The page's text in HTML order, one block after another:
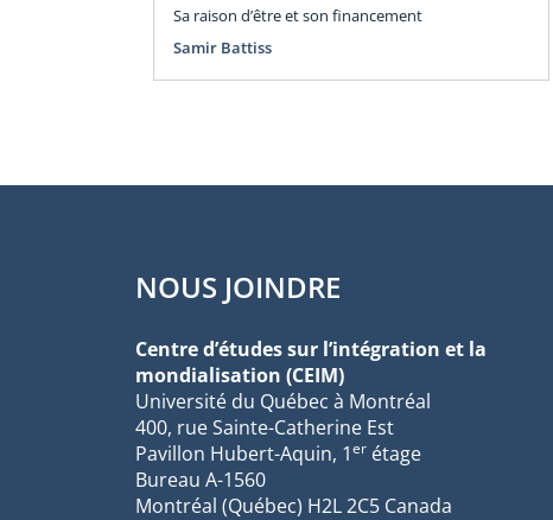
Sa raison d’être et son financement
Samir Battiss
NOUS JOINDRE
Centre d’études sur l’intégration et la
mondialisation (CEIM)
Université du Québec à Montréal
400, rue Sainte-Catherine Est
Pavillon Hubert-Aquin, 1er étage
Bureau A-1560
Montréal (Québec) H2L 2C5 Canada